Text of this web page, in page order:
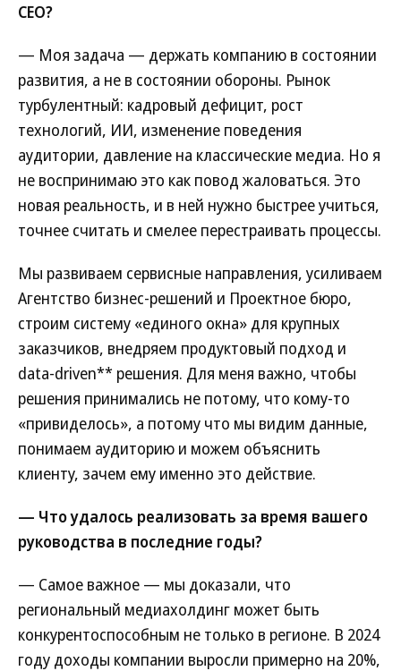
CEO?
— Моя задача — держать компанию в состоянии
развития, а не в состоянии обороны. Рынок
турбулентный: кадровый дефицит, рост
технологий, ИИ, изменение поведения
аудитории, давление на классические медиа. Но я
не воспринимаю это как повод жаловаться. Это
новая реальность, и в ней нужно быстрее учиться,
точнее считать и смелее перестраивать процессы.
Мы развиваем сервисные направления, усиливаем
Агентство бизнес-решений и Проектное бюро,
строим систему «единого окна» для крупных
заказчиков, внедряем продуктовый подход и
data-driven** решения. Для меня важно, чтобы
решения принимались не потому, что кому-то
«привиделось», а потому что мы видим данные,
понимаем аудиторию и можем объяснить
клиенту, зачем ему именно это действие.
— Что удалось реализовать за время вашего
руководства в последние годы?
— Самое важное — мы доказали, что
региональный медиахолдинг может быть
конкурентоспособным не только в регионе. В 2024
году доходы компании выросли примерно на 20%,